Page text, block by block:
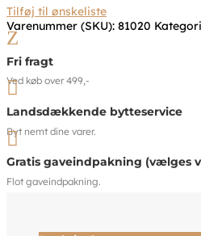
Tilføj til ønskeliste
Varenummer (SKU): 81020
Z
Fri fragt
Ved køb over 499,-

Landsdækkende bytteservice
Byt nemt dine varer.

Gratis gaveindpakning (vælges
Flot gaveindpakning.